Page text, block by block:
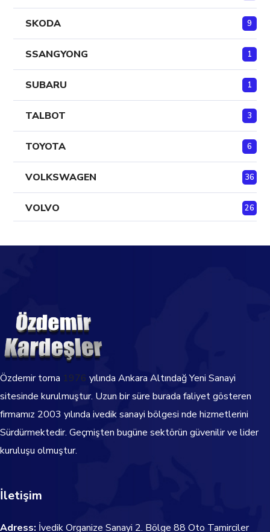
SKODA 9
SSANGYONG 1
SUBARU 1
TALBOT 3
TOYOTA 6
VOLKSWAGEN 36
VOLVO 26
Özdemir torna 1976 yılında Ankara Altındağ Yeni Sanayi
sitesinde kurulmuştur. Uzun bir süre burada faliyet gösteren
firmamız 2003 yılında ivedik sanayi bölgesi nde hizmetlerini
Sürdürmektedir. Geçmişten bugüne sektörün güvenilir ve lider
kuruluşu olmuştur.
İletişim
Adress: İvedik Organize Sanayi 2. Bölge 88 Oto Tamirciler